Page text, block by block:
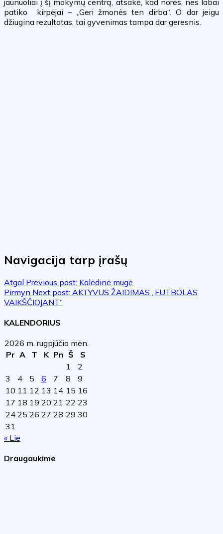
patiko kirpėjai – „Geri žmonės ten dirba“. O dar jeigu
džiugina rezultatas, tai gyvenimas tampa dar geresnis.
Navigacija tarp įrašų
Atgal Previous post: Kalėdinė mugė
Pirmyn Next post: AKTYVUS ŽAIDIMAS „FUTBOLAS
VAIKŠČIOJANT“
KALENDORIUS
2026 m. rugpjūčio mėn.
Pr A T K Pn Š
S
1
2
3
4 5 6 7 8
9
10 11 12 13 14 15 16
17 18 19 20 21 22 23
24 25 26 27 28 29 30
31
« Lie
Draugaukime